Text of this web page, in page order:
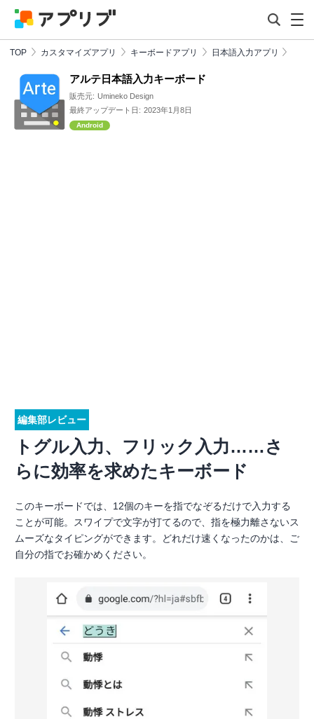
TOP カスタマイズアプリ キーボードアプリ 日本語入力アプリ
アルテ日本語入力キーボード
販売元: Umineko Design
最終アップデート日: 2023年1月8日
Android
編集部レビュー
トグル入力、フリック入力……さ
らに効率を求めたキーボード
このキーボードでは、12個のキーを指でなぞるだけで入力する
ことが可能。スワイプで文字が打てるので、指を極力離さないス
ムーズなタイピングができます。どれだけ速くなったのかは、ご
自分の指でお確かめください。